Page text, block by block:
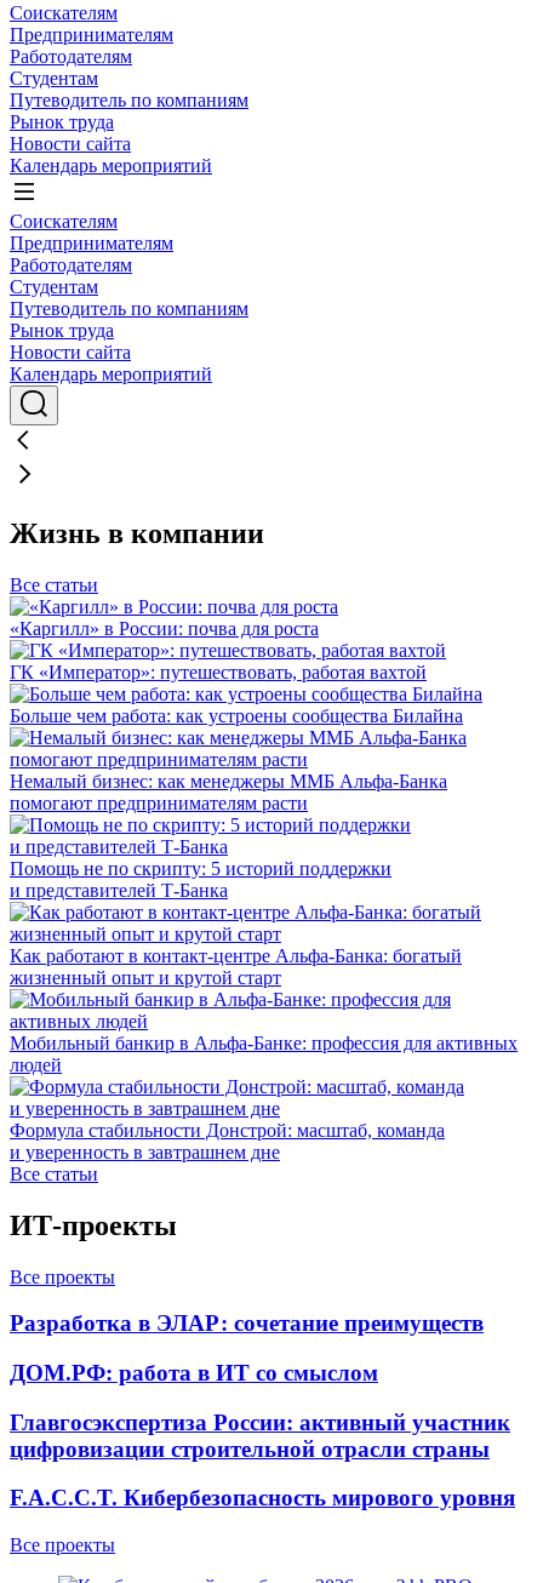
Соискателям
Предпринимателям
Работодателям
Студентам
Путеводитель по компаниям
Рынок труда
Новости сайта
Календарь мероприятий
Соискателям
Предпринимателям
Работодателям
Студентам
Путеводитель по компаниям
Рынок труда
Новости сайта
Календарь мероприятий
Жизнь в компании
Все статьи
«Каргилл» в России: почва для роста
ГК «Император»: путешествовать, работая вахтой
Больше чем работа: как устроены сообщества Билайна
Немалый бизнес: как менеджеры ММБ Альфа-Банка
помогают предпринимателям расти
Помощь не по скрипту: 5 историй поддержки
и представителей Т-Банка
Как работают в контакт-центре Альфа-Банка: богатый
жизненный опыт и крутой старт
Мобильный банкир в Альфа-Банке: профессия для активных
людей
Формула стабильности Донстрой: масштаб, команда
и уверенность в завтрашнем дне
Все статьи
ИТ-проекты
Все проекты
Разработка в ЭЛАР: сочетание преимуществ
ДОМ.РФ: работа в ИТ со смыслом
Главгосэкспертиза России: активный участник
цифровизации строительной отрасли страны
F.A.C.C.T. Кибербезопасность мирового уровня
Все проекты